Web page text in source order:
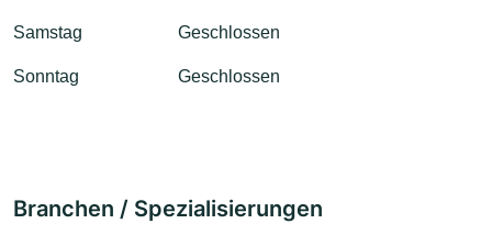
Samstag Geschlossen
Sonntag Geschlossen
Branchen / Spezialisierungen